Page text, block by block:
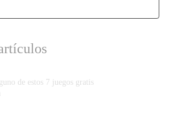
de estos 7 juegos gratis